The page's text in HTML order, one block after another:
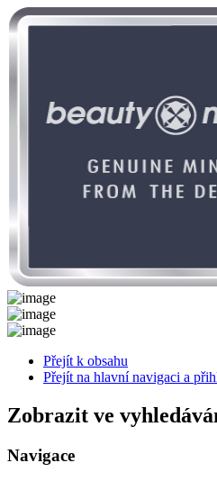
Přejít k obsahu
Přejít na hlavní navigaci a
Zobrazit ve
Navigace